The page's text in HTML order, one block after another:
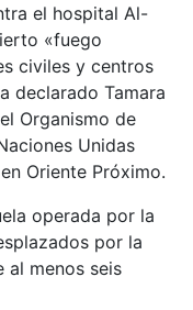
el hospital Al-
«fuego
civiles y centros
declarado Tamara
Organismo de
Unidas
Oriente Próximo.
operada por la
por la
al menos seis